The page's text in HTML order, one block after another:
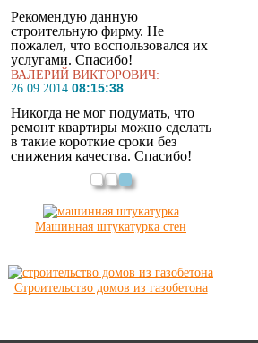
Рекомендую данную
строительную фирму. Не
пожалел, что воспользовался их
услугами. Спасибо!
ВАЛЕРИЙ ВИКТОРОВИЧ:
26.09.2014 08:15:38
Никогда не мог подумать, что
ремонт квартиры можно сделать
в такие короткие сроки без
снижения качества. Спасибо!
Машинная штукатурка стен
Строительство домов из газобетона